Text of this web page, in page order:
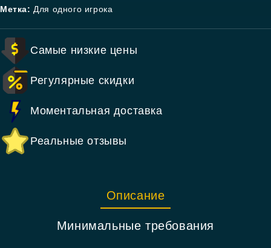
Метка: Для одного игрока
Самые низкие цены
Регулярные скидки
Моментальная доставка
Реальные отзывы
Описание
Минимальные требования